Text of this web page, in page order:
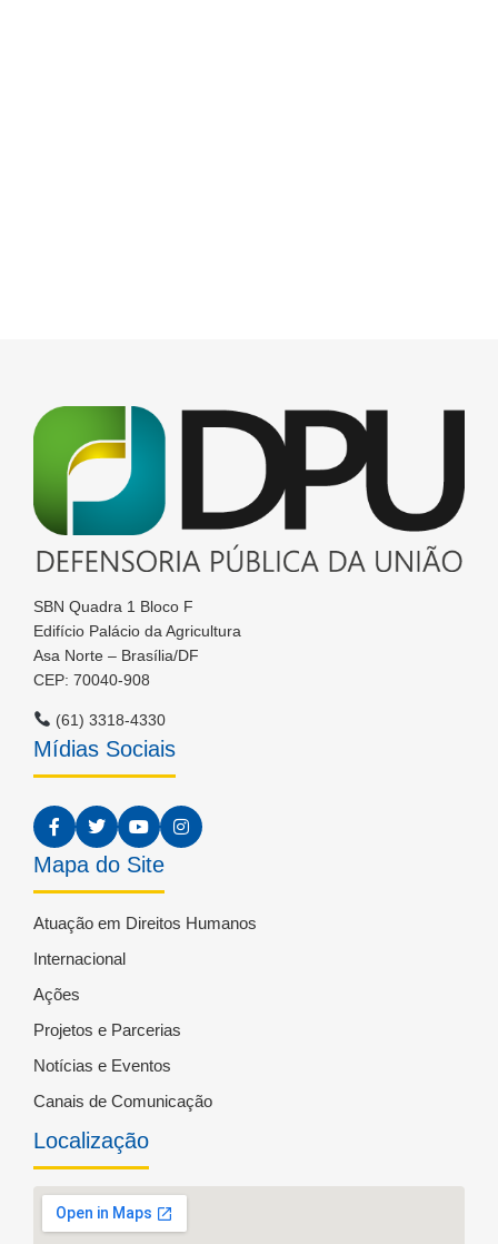
SBN Quadra 1 Bloco F
Edifício Palácio da Agricultura
Asa Norte – Brasília/DF
CEP: 70040-908
(61) 3318-4330
Mídias Sociais
Mapa do Site
Atuação em Direitos Humanos
Internacional
Ações
Projetos e Parcerias
Notícias e Eventos
Canais de Comunicação
Localização